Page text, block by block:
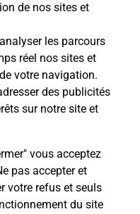
de nos sites et
les parcours
réel nos sites et
votre navigation.
des publicités
sur notre site et
vous acceptez
pas accepter et
votre refus et seuls
du site
depuis : CERBERE
solutions